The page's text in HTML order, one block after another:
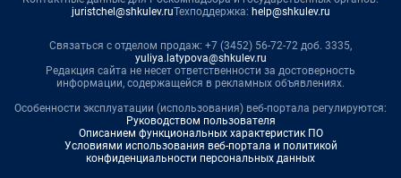
juristchel@shkulev.ruТехподдержка: help@shkulev.ru
Связаться с отделом продаж: +7 (3452) 56-72-72 доб. 3335,
yuliya.latypova@shkulev.ru
Редакция сайта не несет ответственности за достоверность
информации, содержащейся в рекламных объявлениях.
Особенности эксплуатации (использования) веб-портала регулируются:
Руководством пользователя
Описанием функциональных характеристик ПО
Условиями использования веб-портала и политикой
конфиденциальности персональных данных